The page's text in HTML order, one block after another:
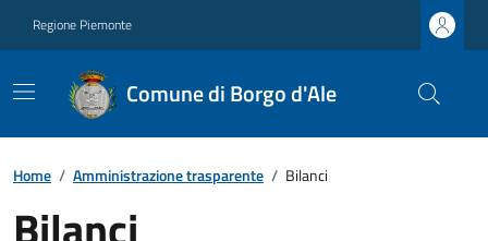
Regione Piemonte
Comune di Borgo d'Ale
Home / Amministrazione trasparente / Bilanci